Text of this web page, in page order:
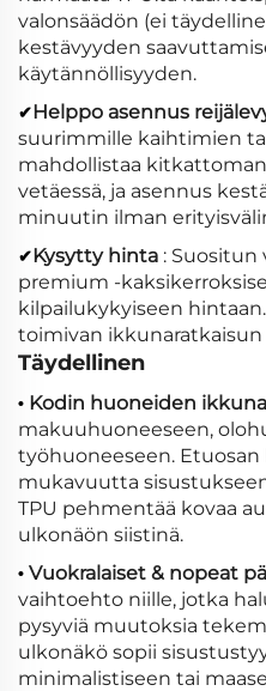
valonsäädön (ei
kestävyyden
käytännöllisyyden.
✔Helppo asennus
suurimmille kaihtimien
mahdollistaa
vetäessä, ja asennus
minuutin ilman
✔Kysytty hinta : Suositun
premium -
kilpailukykyiseen
toimivan
Täydellinen
• Kodin huoneiden
makuuhuoneeseen,
työhuoneeseen.
mukavuutta
TPU pehmentää kovaa
ulkonäön siistinä.
• Vuokralaiset & nopeat
vaihtoehto niille, jotka
pysyviä muutoksia
ulkonäkö sopii
minimalistiseen tai